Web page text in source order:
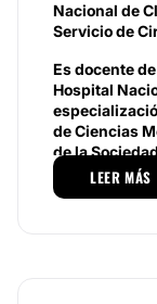
Nacional de
Servicio de
Es docente
Hospital
de Ciencias
de la
Sociedad de
LEER MÁS